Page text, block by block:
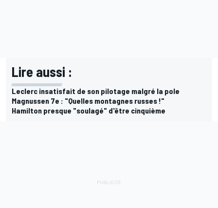
Lire aussi :
Leclerc insatisfait de son pilotage malgré la pole
Magnussen 7e : "Quelles montagnes russes !"
Hamilton presque "soulagé" d'être cinquième